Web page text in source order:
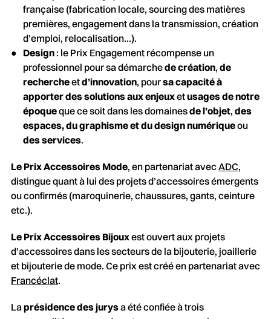
française (fabrication locale, sourcing des matières
premières, engagement dans la transmission, création
d’emploi, relocalisation…).
Design: le Prix Engagement récompense un
professionnel pour sa démarchede création, de
rechercheetd’innovation, poursa capacité à
apporter des solutions aux enjeuxetusages de notre
époqueque ce soit dans les domainesde l’objet, des
espaces, du graphisme et du design numériqueou
des services.
Le Prix Accessoires Mode, en partenariat avecADC,
distingue quant à lui des projets d’accessoires émergents
ou confirmés (maroquinerie, chaussures, gants, ceinture
etc.).
Le Prix Accessoires Bijouxest ouvert aux projets
d’accessoires dans les secteurs de la bijouterie, joaillerie
et bijouterie de mode. Ce prix est créé en partenariat avec
Francéclat.
Laprésidence des jurysa été confiée à trois